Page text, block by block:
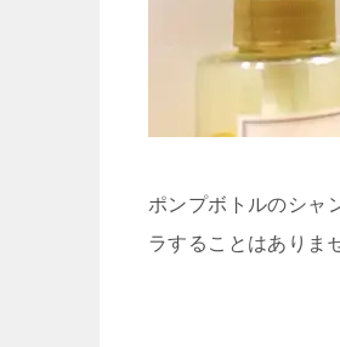
ポンプボトルのシャ
ラすることはありま